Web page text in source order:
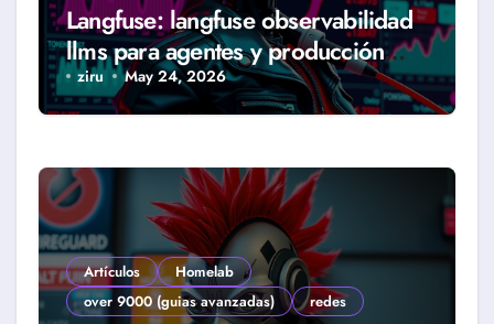
Langfuse: langfuse observabilidad
llms para agentes y producción
real (Guía 2026)
ziru May 24, 2026
Artículos
Homelab
over 9000 (guias avanzadas)
redes